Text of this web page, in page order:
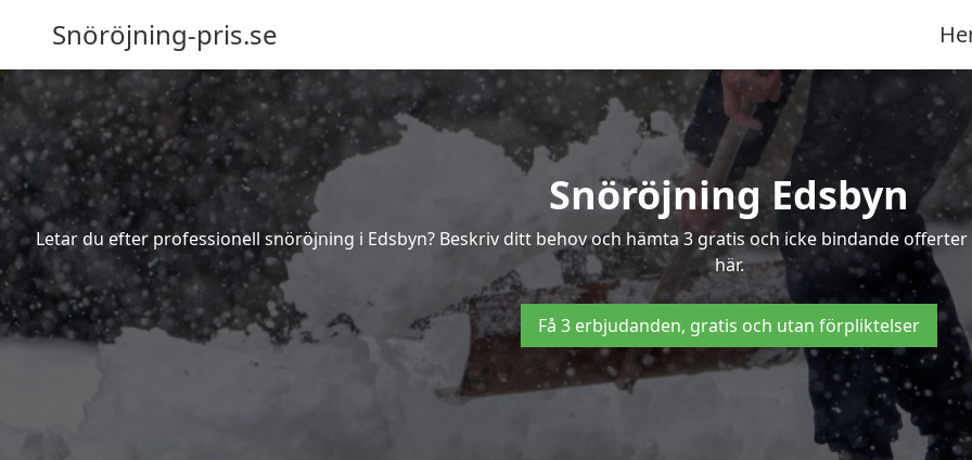
Snöröjning-pris.se
Snöröjning Edsbyn
Letar du efter professionell snöröjning i Edsbyn? Beskriv ditt behov och hämta 3 gratis och icke bindande
här.
Få 3 erbjudanden, gratis och utan förpliktelser